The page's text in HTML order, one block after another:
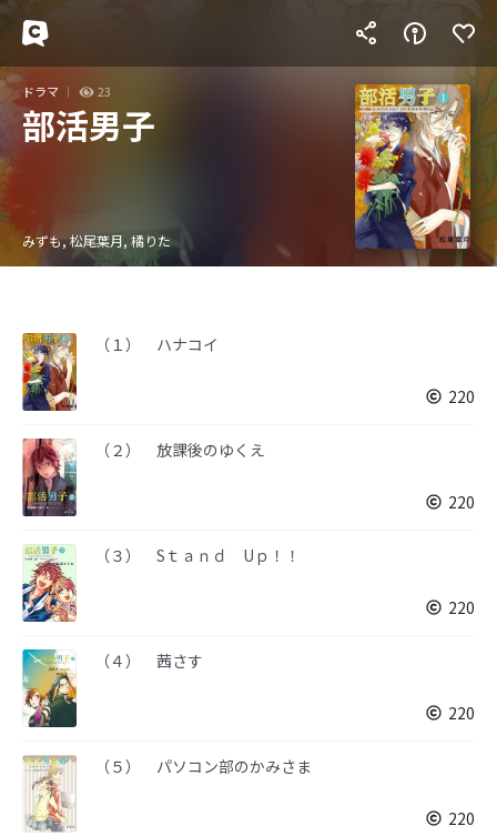
ドラマ 23
部活男子
みずも, 松尾葉月, 橘りた
（１） ハナコイ
220
（２） 放課後のゆくえ
220
（３） Sｔａｎｄ Uｐ！！
220
（４） 茜さす
220
（５） パソコン部のかみさま
220